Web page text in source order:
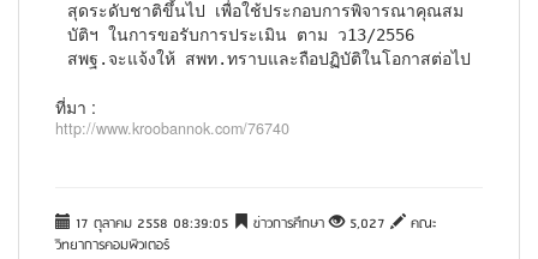
สุดระดับชาติขึ้นไป เพื่อใช้ประกอบการพิจารณาคุณสม
บัติฯ ในการขอรับการประเมิน ตาม ว13/2556
สพฐ.จะแจ้งให้ สพท.ทราบและถือปฏิบัติในโอกาสต่อไป
ที่มา :
http://www.kroobannok.com/76740
17 ตุลาคม 2558 08:39:05 ข่าวการศึกษา 5,027
คณะ
วิทยาการคอมพิวเตอร์